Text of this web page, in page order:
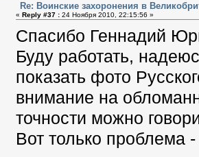
Re: Воинские захоронения в
« Reply #37 :24 Ноября 2010, 22:15:56 »
Спасибо Геннадий
Буду работать,
показать фото
внимание на
точности можно
Вот только проблема